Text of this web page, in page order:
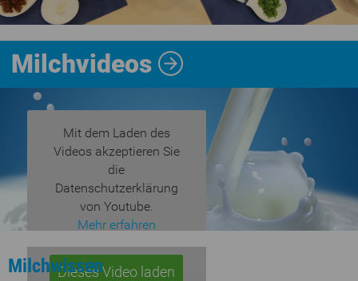
Milchvideos
Mit dem Laden des
Videos akzeptieren Sie
die
Datenschutzerklärung
von Youtube.
Mehr erfahren
Dieses Video laden
Milchwissen